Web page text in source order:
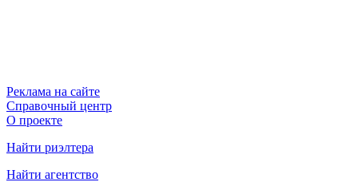
Реклама на сайте
Справочный центр
О проекте
Найти риэлтера
Найти агентство